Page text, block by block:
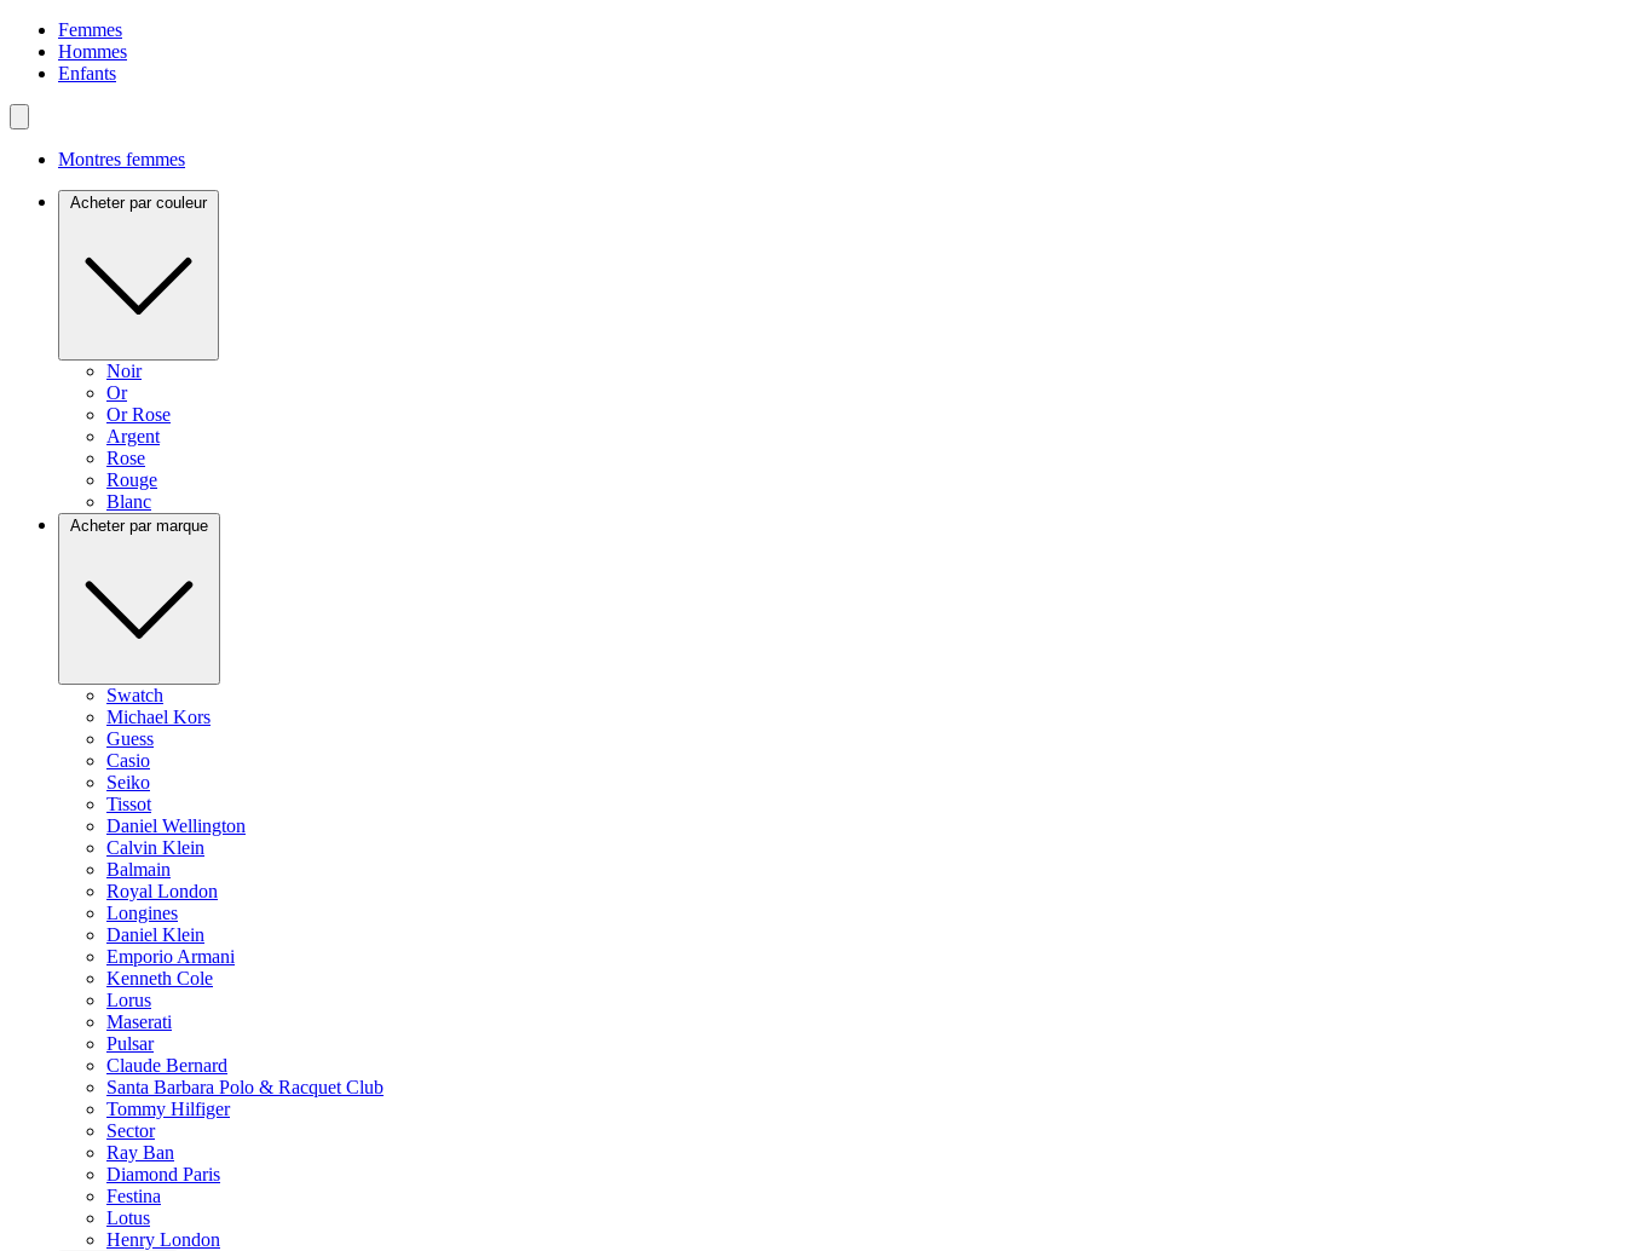
Femmes
Hommes
Enfants
Montres femmes
Acheter par couleur
Noir
Or
Or Rose
Argent
Rose
Rouge
Blanc
Acheter par marque
Swatch
Michael Kors
Guess
Casio
Seiko
Tissot
Daniel Wellington
Calvin Klein
Balmain
Royal London
Longines
Daniel Klein
Emporio Armani
Kenneth Cole
Lorus
Maserati
Pulsar
Claude Bernard
Santa Barbara Polo & Racquet Club
Tommy Hilfiger
Sector
Ray Ban
Diamond Paris
Festina
Lotus
Henry London